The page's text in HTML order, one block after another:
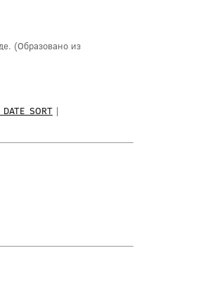
(Образовано из
|